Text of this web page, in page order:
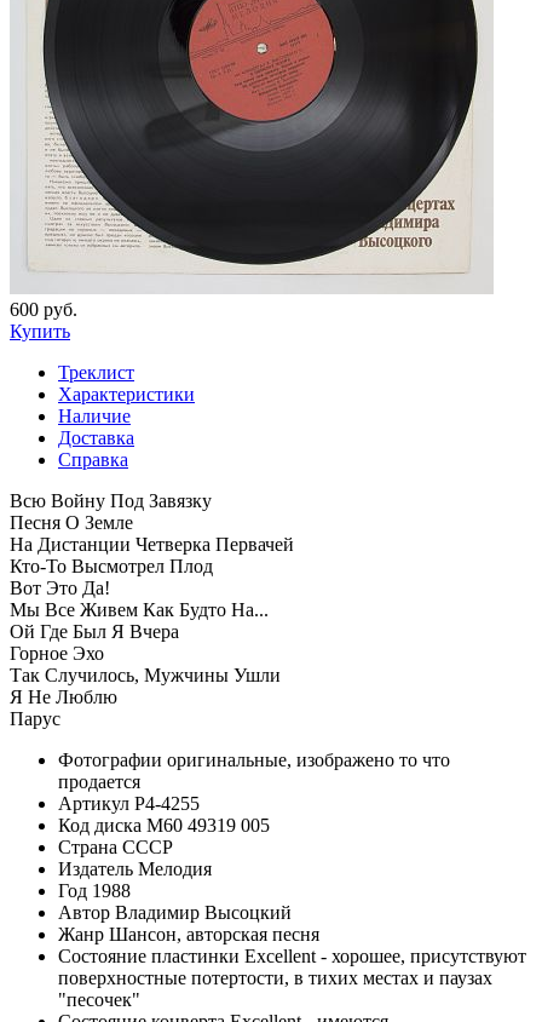
600 руб.
Купить
Треклист
Характеристики
Наличие
Доставка
Справка
Всю Войну Под Завязку
Песня О Земле
На Дистанции Четверка Первачей
Кто-То Высмотрел Плод
Вот Это Да!
Мы Все Живем Как Будто На...
Ой Где Был Я Вчера
Горное Эхо
Так Случилось, Мужчины Ушли
Я Не Люблю
Парус
Фотографии оригинальные, изображено то что
продается
Артикул P4-4255
Код диска М60 49319 005
Страна СССР
Издатель Мелодия
Год 1988
Автор Владимир Высоцкий
Жанр Шансон, авторская песня
Состояние пластинки Excellent - хорошее, присутствуют
поверхностные потертости, в тихих местах и паузах
"песочек"